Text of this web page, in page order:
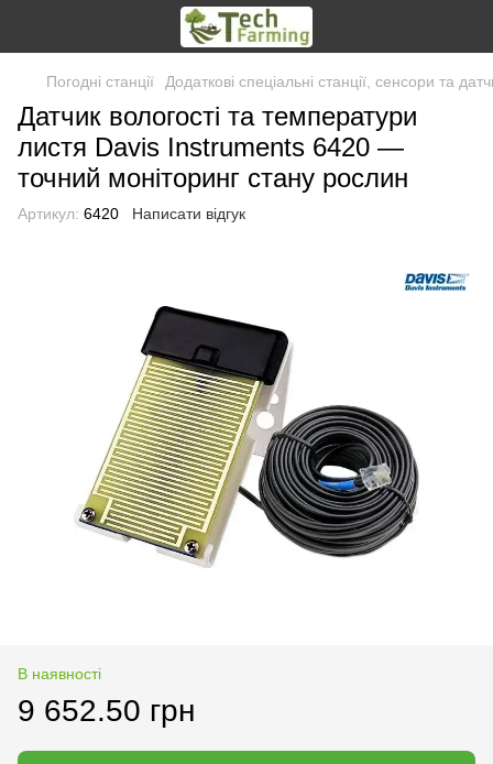
Погодні станції Додаткові спеціальні станції, сенсори та
Датчик вологості та температури
листя Davis Instruments 6420 —
точний моніторинг стану рослин
Артикул: 6420 Написати відгук
В наявності
9 652.50 грн